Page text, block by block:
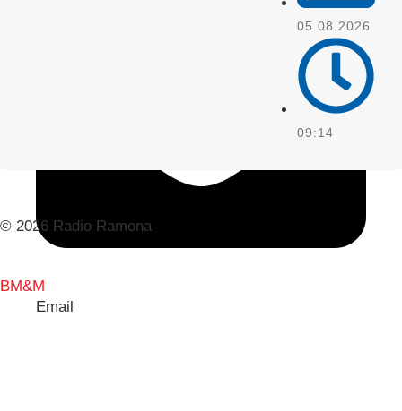
Email
05.08.2026
09:14
© 2026 Radio Ramona
BM&M